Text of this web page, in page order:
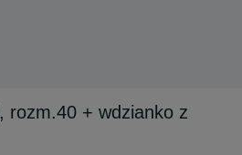
rozm.40 + wdzianko z